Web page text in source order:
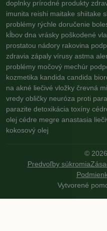
doplnky prírodné produkty
imunita reishi maitake shiitake
problémy rýchle doručenie
kĺbov dna vrásky poškodené
prostatou nádory rakovina
zdravia zápaly vírusy astma
problémy močový mechúr
kozmetika kandida candida
na akné liečivé vložky črevná
vredy obličky neuróza proti
parazite detoxikácia toxíny
olej cédre megre anastasia
kokosový olej
© 2026
Predvoľby súkromia
Vytvorené